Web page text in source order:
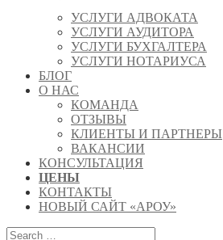
УСЛУГИ АДВОКАТА
УСЛУГИ АУДИТОРА
УСЛУГИ БУХГАЛТЕРА
УСЛУГИ НОТАРИУСА
БЛОГ
О НАС
КОМАНДА
ОТЗЫВЫ
КЛИЕНТЫ И ПАРТНЕРЫ
ВАКАНСИИ
КОНСУЛЬТАЦИЯ
ЦЕНЫ
КОНТАКТЫ
НОВЫЙ САЙТ «АРОУ»